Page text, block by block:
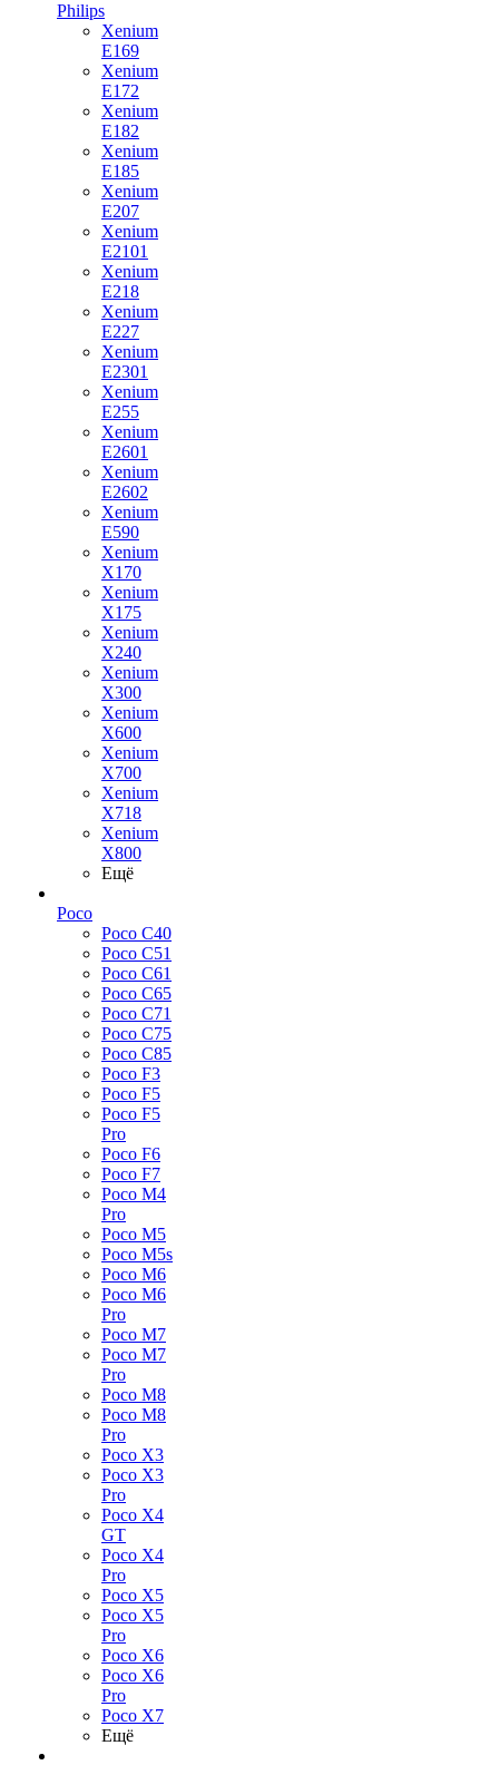
Philips
Xenium
E169
Xenium
E172
Xenium
E182
Xenium
E185
Xenium
E207
Xenium
E2101
Xenium
E218
Xenium
E227
Xenium
E2301
Xenium
E255
Xenium
E2601
Xenium
E2602
Xenium
E590
Xenium
X170
Xenium
X175
Xenium
X240
Xenium
X300
Xenium
X600
Xenium
X700
Xenium
X718
Xenium
X800
Ещё
Poco
Poco C40
Poco C51
Poco C61
Poco C65
Poco C71
Poco C75
Poco C85
Poco F3
Poco F5
Poco F5
Pro
Poco F6
Poco F7
Poco M4
Pro
Poco M5
Poco M5s
Poco M6
Poco M6
Pro
Poco M7
Poco M7
Pro
Poco M8
Poco M8
Pro
Poco X3
Poco X3
Pro
Poco X4
GT
Poco X4
Pro
Poco X5
Poco X5
Pro
Poco X6
Poco X6
Pro
Poco X7
Ещё